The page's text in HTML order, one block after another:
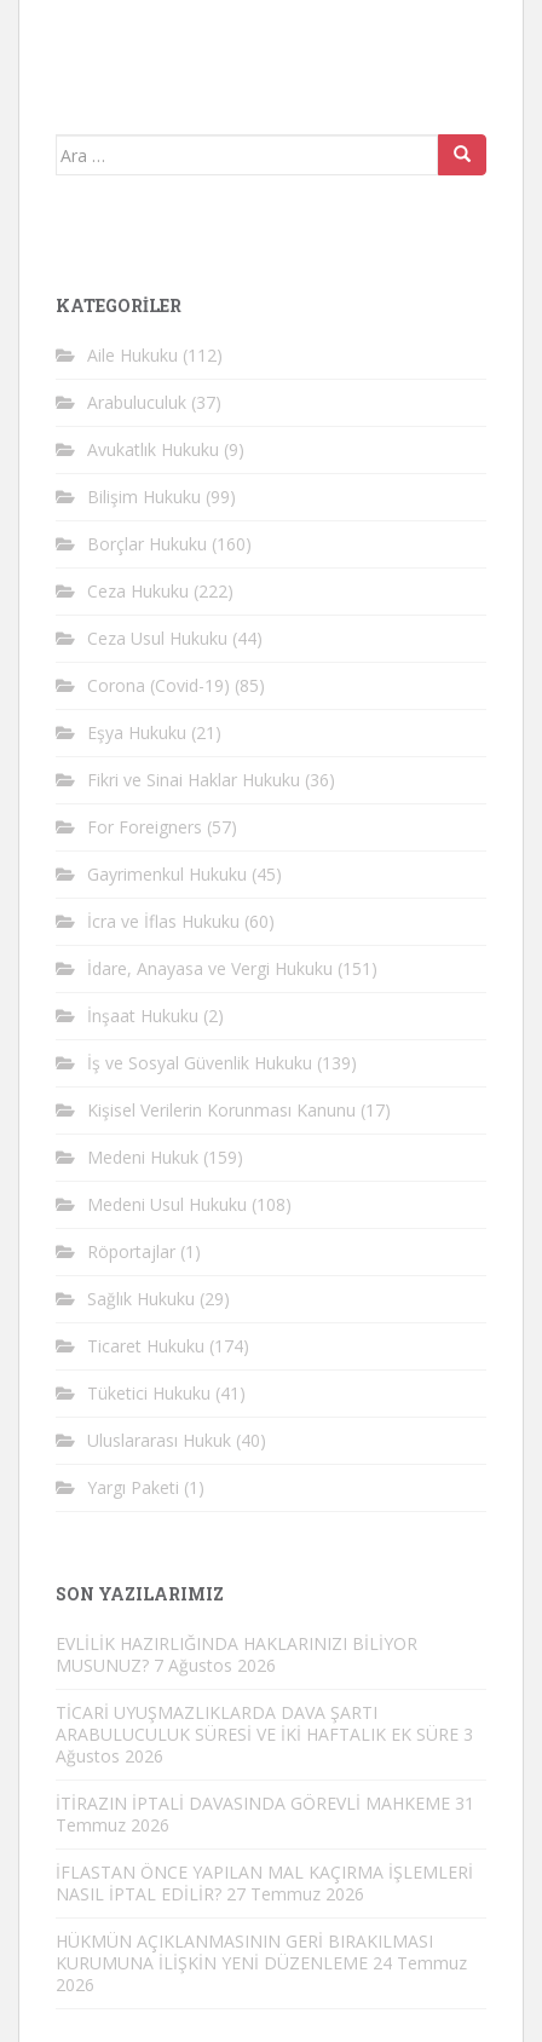
Arama
KATEGORİLER
Aile Hukuku (112)
Arabuluculuk (37)
Avukatlık Hukuku (9)
Bilişim Hukuku (99)
Borçlar Hukuku (160)
Ceza Hukuku (222)
Ceza Usul Hukuku (44)
Corona (Covid-19) (85)
Eşya Hukuku (21)
Fikri ve Sinai Haklar Hukuku (36)
For Foreigners (57)
Gayrimenkul Hukuku (45)
İcra ve İflas Hukuku (60)
İdare, Anayasa ve Vergi Hukuku (151)
İnşaat Hukuku (2)
İş ve Sosyal Güvenlik Hukuku (139)
Kişisel Verilerin Korunması Kanunu (17)
Medeni Hukuk (159)
Medeni Usul Hukuku (108)
Röportajlar (1)
Sağlık Hukuku (29)
Ticaret Hukuku (174)
Tüketici Hukuku (41)
Uluslararası Hukuk (40)
Yargı Paketi (1)
SON YAZILARIMIZ
EVLİLİK HAZIRLIĞINDA HAKLARINIZI BİLİYOR
MUSUNUZ? 7 Ağustos 2026
TİCARİ UYUŞMAZLIKLARDA DAVA ŞARTI
ARABULUCULUK SÜRESİ VE İKİ HAFTALIK EK SÜRE 3
Ağustos 2026
İTİRAZIN İPTALİ DAVASINDA GÖREVLİ MAHKEME 31
Temmuz 2026
İFLASTAN ÖNCE YAPILAN MAL KAÇIRMA İŞLEMLERİ
NASIL İPTAL EDİLİR? 27 Temmuz 2026
HÜKMÜN AÇIKLANMASININ GERİ BIRAKILMASI
KURUMUNA İLİŞKİN YENİ DÜZENLEME 24 Temmuz
2026